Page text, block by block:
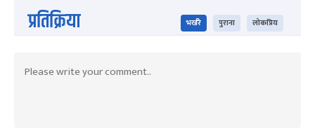
प्रतिक्रिया भर्खरै पुराना लोकप्रिय